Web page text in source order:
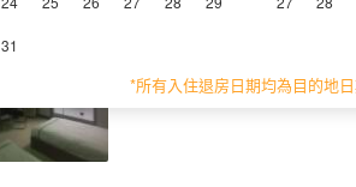
31
*所有入住退房日期均為目的地
15㎡ 2-5層